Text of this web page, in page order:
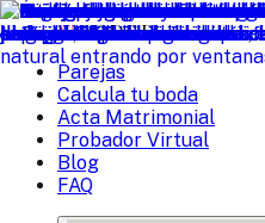
WEDDED
Parejas
Calcula tu boda
Acta Matrimonial
Probador Virtual
Blog
FAQ